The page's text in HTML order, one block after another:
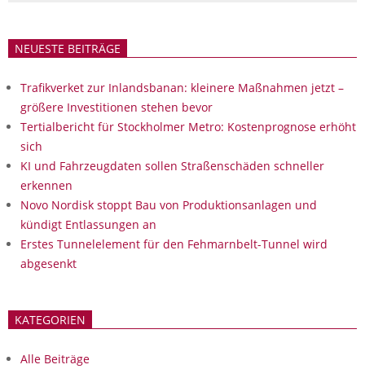
NEUESTE BEITRÄGE
Trafikverket zur Inlandsbanan: kleinere Maßnahmen jetzt –
größere Investitionen stehen bevor
Tertialbericht für Stockholmer Metro: Kostenprognose erhöht
sich
KI und Fahrzeugdaten sollen Straßenschäden schneller
erkennen
Novo Nordisk stoppt Bau von Produktionsanlagen und
kündigt Entlassungen an
Erstes Tunnelelement für den Fehmarnbelt-Tunnel wird
abgesenkt
KATEGORIEN
Alle Beiträge